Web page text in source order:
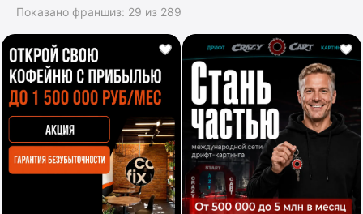
Показано франшиз: 29 из 289